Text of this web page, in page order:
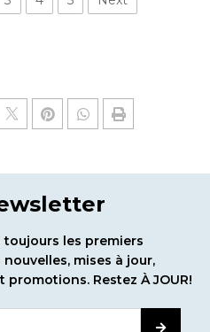
toujours les premiers
mises à jour,
Restez À JOUR!